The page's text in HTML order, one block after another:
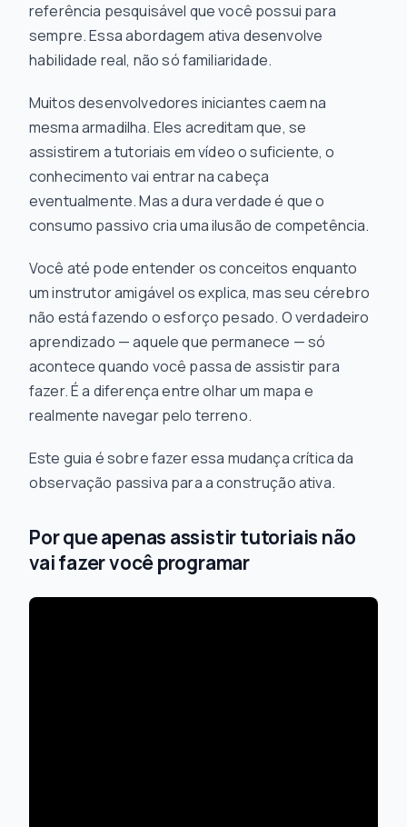
referência pesquisável que você possui para
sempre. Essa abordagem ativa desenvolve
habilidade real, não só familiaridade.
Muitos desenvolvedores iniciantes caem na
mesma armadilha. Eles acreditam que, se
assistirem a tutoriais em vídeo o suficiente, o
conhecimento vai entrar na cabeça
eventualmente. Mas a dura verdade é que o
consumo passivo cria uma ilusão de competência.
Você até pode entender os conceitos enquanto
um instrutor amigável os explica, mas seu cérebro
não está fazendo o esforço pesado. O verdadeiro
aprendizado — aquele que permanece — só
acontece quando você passa de assistir para
fazer. É a diferença entre olhar um mapa e
realmente navegar pelo terreno.
Este guia é sobre fazer essa mudança crítica da
observação passiva para a construção ativa.
Por que apenas assistir tutoriais não
vai fazer você programar